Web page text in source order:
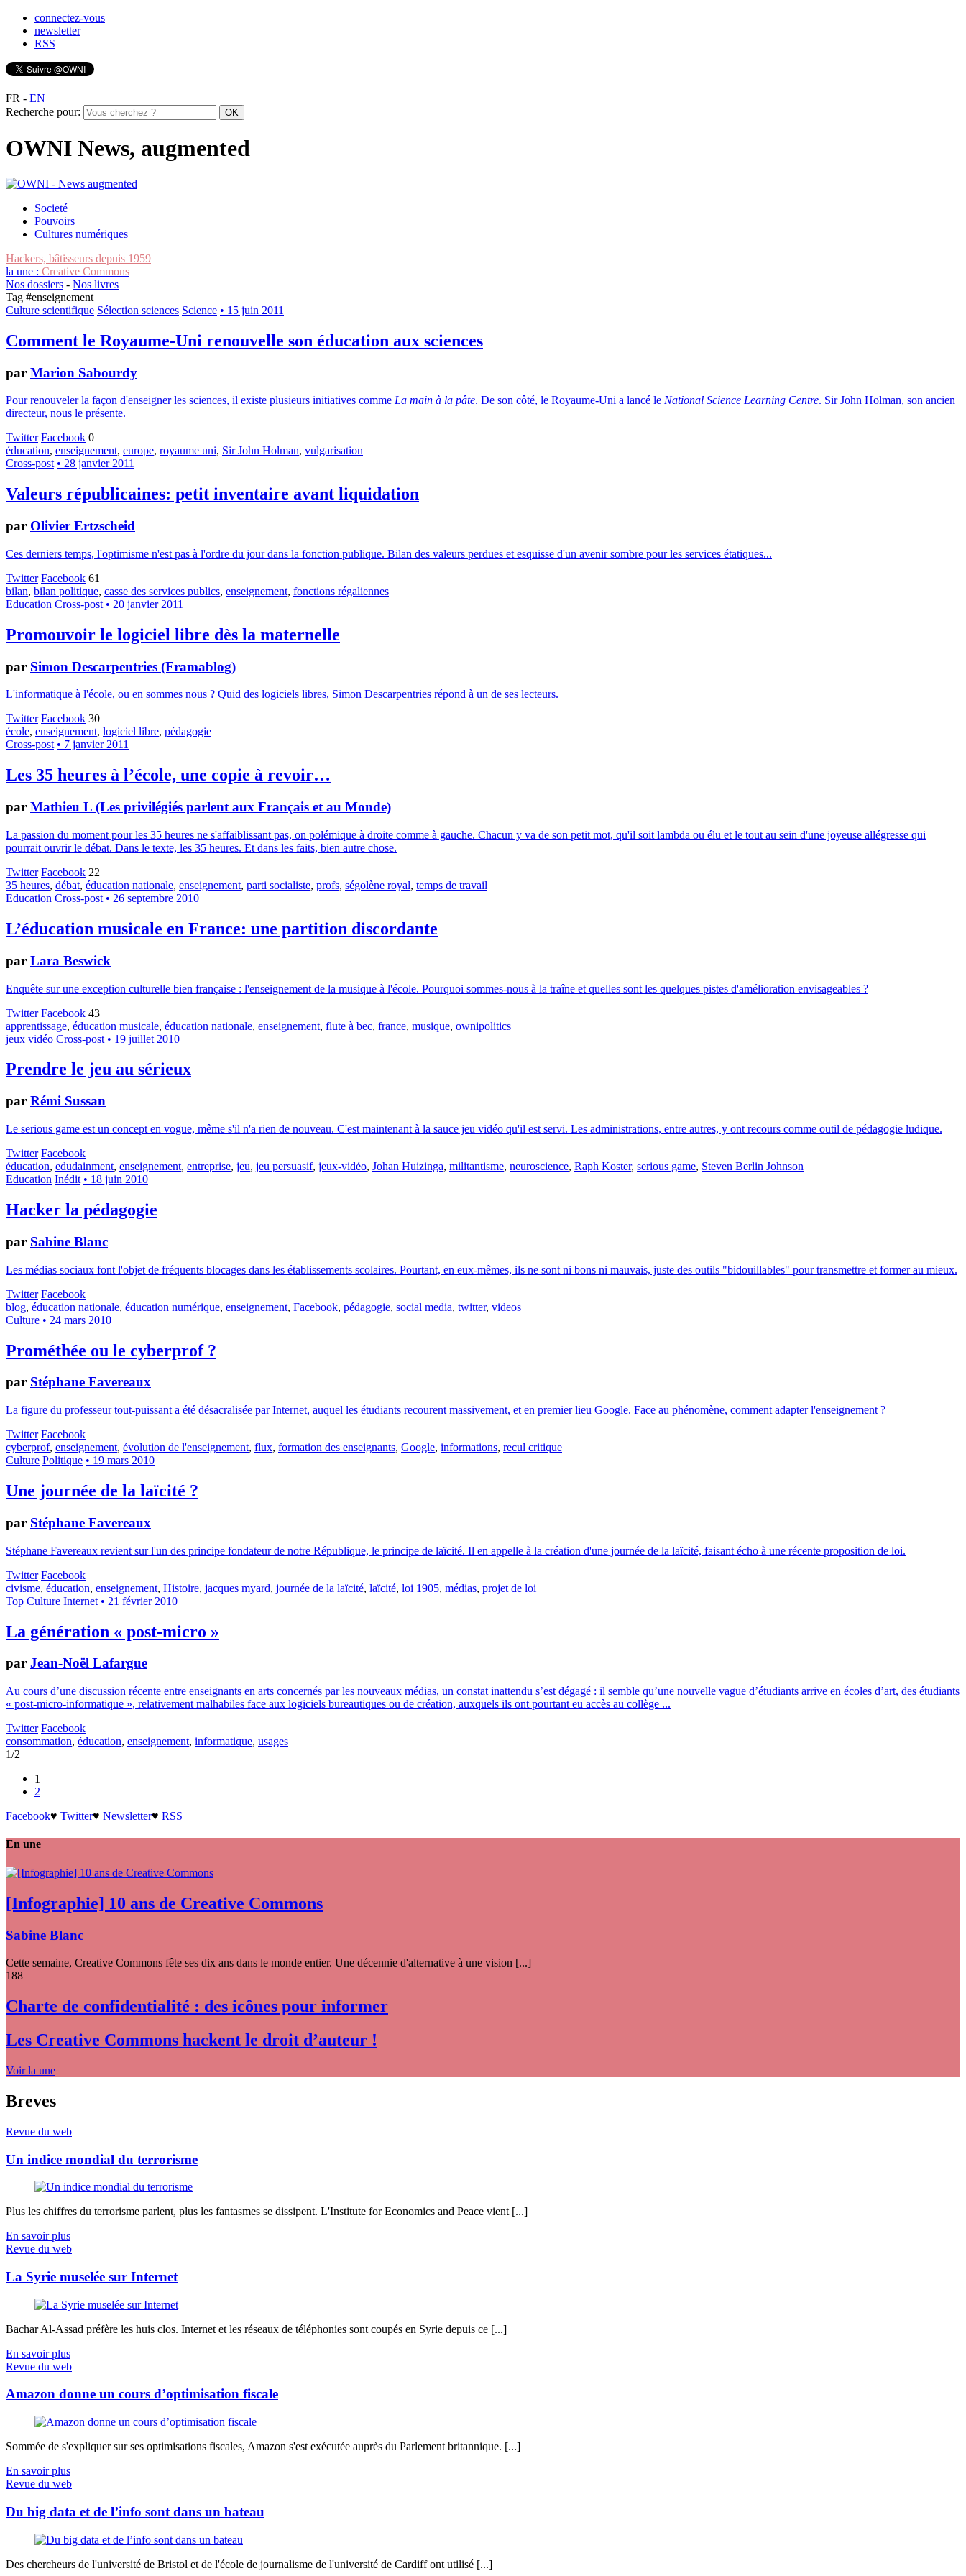
connectez-vous
newsletter
RSS
FR - EN
Recherche pour:
OWNI News, augmented
Societé
Pouvoirs
Cultures numériques
Hackers, bâtisseurs depuis 1959
la une : Creative Commons
Nos dossiers - Nos livres
Tag #enseignement
Culture scientifique Sélection sciences Science • 15 juin 2011
Comment le Royaume-Uni renouvelle son éducation aux sciences
par Marion Sabourdy
Pour renouveler la façon d'enseigner les sciences, il existe plusieurs initiatives comme La main à la pâte. De son côté, le Royaume-Uni a lancé le National Science Learning Centre. Sir John Holman, son ancien
directeur, nous le présente.
Twitter Facebook 0
éducation, enseignement, europe, royaume uni, Sir John Holman, vulgarisation
Cross-post • 28 janvier 2011
Valeurs républicaines: petit inventaire avant liquidation
par Olivier Ertzscheid
Ces derniers temps, l'optimisme n'est pas à l'ordre du jour dans la fonction publique. Bilan des valeurs perdues et esquisse d'un avenir sombre pour les services étatiques...
Twitter Facebook 61
bilan, bilan politique, casse des services publics, enseignement, fonctions régaliennes
Education Cross-post • 20 janvier 2011
Promouvoir le logiciel libre dès la maternelle
par Simon Descarpentries (Framablog)
L'informatique à l'école, ou en sommes nous ? Quid des logiciels libres, Simon Descarpentries répond à un de ses lecteurs.
Twitter Facebook 30
école, enseignement, logiciel libre, pédagogie
Cross-post • 7 janvier 2011
Les 35 heures à l’école, une copie à revoir…
par Mathieu L (Les privilégiés parlent aux Français et au Monde)
La passion du moment pour les 35 heures ne s'affaiblissant pas, on polémique à droite comme à gauche. Chacun y va de son petit mot, qu'il soit lambda ou élu et le tout au sein d'une joyeuse allégresse qui
pourrait ouvrir le débat. Dans le texte, les 35 heures. Et dans les faits, bien autre chose.
Twitter Facebook 22
35 heures, débat, éducation nationale, enseignement, parti socialiste, profs, ségolène royal, temps de travail
Education Cross-post • 26 septembre 2010
L’éducation musicale en France: une partition discordante
par Lara Beswick
Enquête sur une exception culturelle bien française : l'enseignement de la musique à l'école. Pourquoi sommes-nous à la traîne et quelles sont les quelques pistes d'amélioration envisageables ?
Twitter Facebook 43
apprentissage, éducation musicale, éducation nationale, enseignement, flute à bec, france, musique, ownipolitics
jeux vidéo Cross-post • 19 juillet 2010
Prendre le jeu au sérieux
par Rémi Sussan
Le serious game est un concept en vogue, même s'il n'a rien de nouveau. C'est maintenant à la sauce jeu vidéo qu'il est servi. Les administrations, entre autres, y ont recours comme outil de pédagogie ludique.
Twitter Facebook
éducation, edudainment, enseignement, entreprise, jeu, jeu persuasif, jeux-vidéo, Johan Huizinga, militantisme, neuroscience, Raph Koster, serious game, Steven Berlin Johnson
Education Inédit • 18 juin 2010
Hacker la pédagogie
par Sabine Blanc
Les médias sociaux font l'objet de fréquents blocages dans les établissements scolaires. Pourtant, en eux-mêmes, ils ne sont ni bons ni mauvais, juste des outils "bidouillables" pour transmettre et former au mieux.
Twitter Facebook
blog, éducation nationale, éducation numérique, enseignement, Facebook, pédagogie, social media, twitter, videos
Culture • 24 mars 2010
Prométhée ou le cyberprof ?
par Stéphane Favereaux
La figure du professeur tout-puissant a été désacralisée par Internet, auquel les étudiants recourent massivement, et en premier lieu Google. Face au phénomène, comment adapter l'enseignement ?
Twitter Facebook
cyberprof, enseignement, évolution de l'enseignement, flux, formation des enseignants, Google, informations, recul critique
Culture Politique • 19 mars 2010
Une journée de la laïcité ?
par Stéphane Favereaux
Stéphane Favereaux revient sur l'un des principe fondateur de notre République, le principe de laïcité. Il en appelle à la création d'une journée de la laïcité, faisant écho à une récente proposition de loi.
Twitter Facebook
civisme, éducation, enseignement, Histoire, jacques myard, journée de la laïcité, laïcité, loi 1905, médias, projet de loi
Top Culture Internet • 21 février 2010
La génération « post-micro »
par Jean-Noël Lafargue
Au cours d’une discussion récente entre enseignants en arts concernés par les nouveaux médias, un constat inattendu s’est dégagé : il semble qu’une nouvelle vague d’étudiants arrive en écoles d’art, des étudiants
« post-micro-informatique », relativement malhabiles face aux logiciels bureautiques ou de création, auxquels ils ont pourtant eu accès au collège ...
Twitter Facebook
consommation, éducation, enseignement, informatique, usages
1/2
1
2
Facebook♥ Twitter♥ Newsletter♥ RSS
En une
[Infographie] 10 ans de Creative Commons
Sabine Blanc
Cette semaine, Creative Commons fête ses dix ans dans le monde entier. Une décennie d'alternative à une vision [...]
188
Charte de confidentialité : des icônes pour informer
Les Creative Commons hackent le droit d’auteur !
Voir la une
Breves
Revue du web
Un indice mondial du terrorisme
Plus les chiffres du terrorisme parlent, plus les fantasmes se dissipent. L'Institute for Economics and Peace vient [...]
En savoir plus
Revue du web
La Syrie muselée sur Internet
Bachar Al-Assad préfère les huis clos. Internet et les réseaux de téléphonies sont coupés en Syrie depuis ce [...]
En savoir plus
Revue du web
Amazon donne un cours d’optimisation fiscale
Sommée de s'expliquer sur ses optimisations fiscales, Amazon s'est exécutée auprès du Parlement britannique. [...]
En savoir plus
Revue du web
Du big data et de l’info sont dans un bateau
Des chercheurs de l'université de Bristol et de l'école de journalisme de l'université de Cardiff ont utilisé [...]